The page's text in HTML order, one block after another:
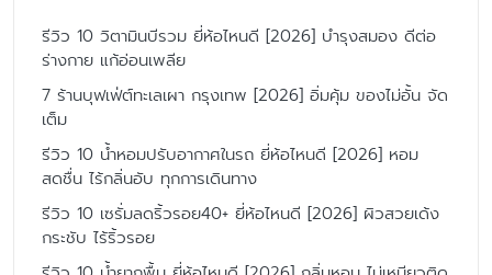
รีวิว 10 วิตามินบีรวม ยี่ห้อไหนดี [2026] บำรุงสมอง ดีต่อ
ร่างกาย แก้อ่อนเพลีย
7 ร้านบุฟเฟ่ต์ทะเลเผา กรุงเทพ [2026] อิ่มคุ้ม ของไม่อั้น จัด
เต็ม
รีวิว 10 น้ำหอมปรับอากาศในรถ ยี่ห้อไหนดี [2026] หอม
สดชื่น ไร้กลิ่นอับ ทุกการเดินทาง
รีวิว 10 เซรั่มลดริ้วรอย40+ ยี่ห้อไหนดี [2026] ผิวสวยเด้ง
กระชับ ไร้ริ้วรอย